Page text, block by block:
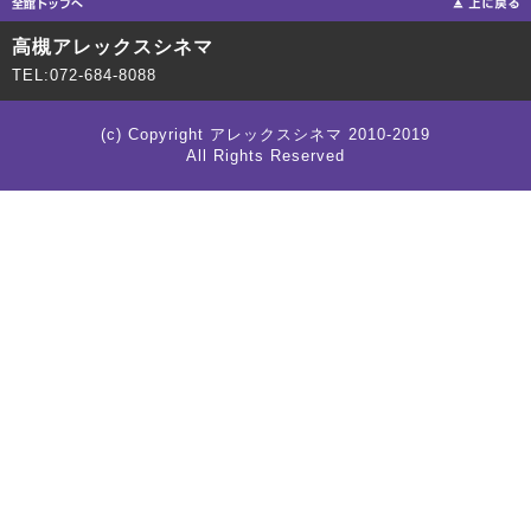
高槻アレックスシネマ
TEL:072-684-8088
(c) Copyright アレックスシネマ 2010-2019
All Rights Reserved